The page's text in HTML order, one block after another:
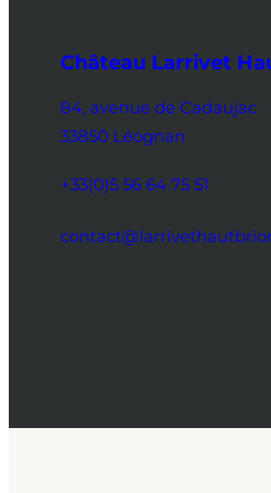
Château Larrivet
84, avenue de Cadaujac
33850 Léognan
+33(0)5 56 64 75 51